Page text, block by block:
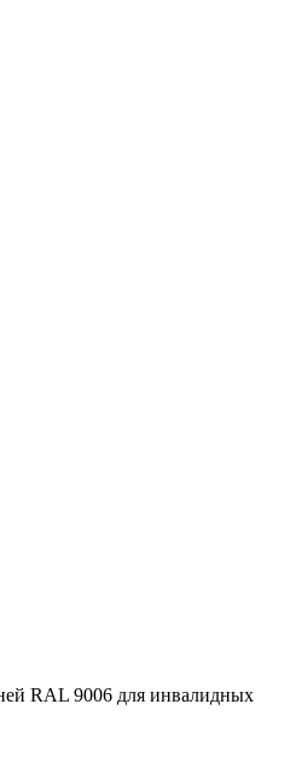
RAL 9006 для инвалидных